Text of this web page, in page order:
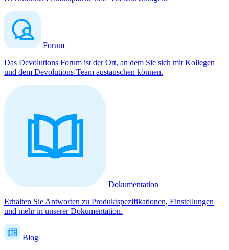
Forum
Das Devolutions Forum ist der Ort, an dem Sie sich mit Kollegen
und dem Devolutions-Team austauschen können.
Dokumentation
Erhalten Sie Antworten zu Produktspezifikationen, Einstellungen
und mehr in unserer Dokumentation.
Blog